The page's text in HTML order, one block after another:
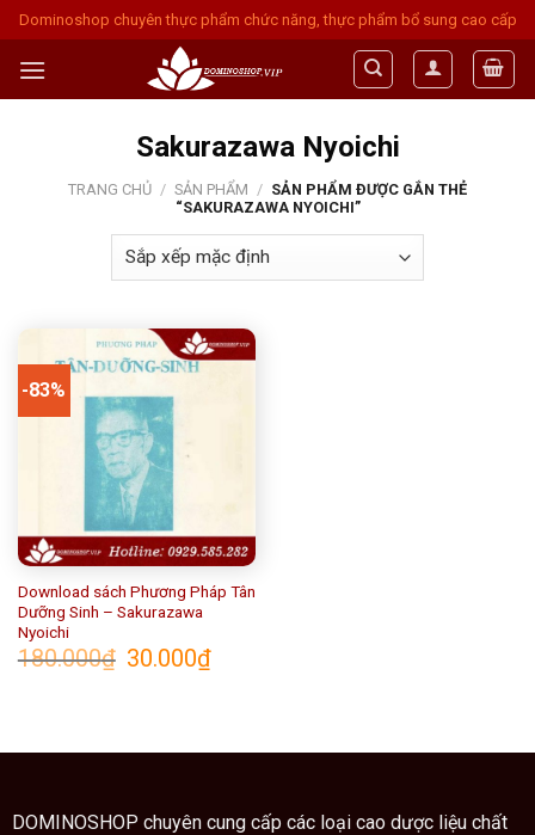
Skip
to
content
Dominoshop chuyên thực phẩm chức năng, thực phẩm bổ sung cao cấp
Sakurazawa Nyoichi
TRANG CHỦ / SẢN PHẨM / SẢN PHẨM ĐƯỢC GẮN THẺ
“SAKURAZAWA NYOICHI”
-83%
Download sách Phương Pháp Tân
Dưỡng Sinh – Sakurazawa
Nyoichi
180.000₫
Giá
gốc
30.000₫Giá
hiện
DOMINOSHOP chuyên cung cấp các loại cao dược liệu chất